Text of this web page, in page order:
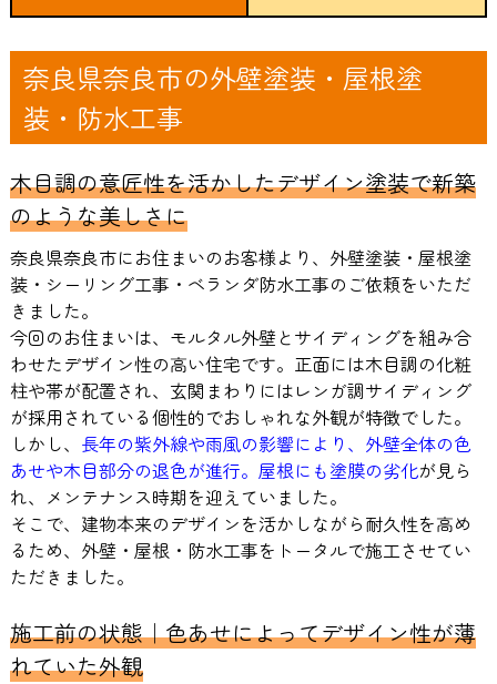
奈良県奈良市の外壁塗装・屋根塗
装・防水工事
木目調の意匠性を活かしたデザイン塗装で新築
のような美しさに
奈良県奈良市にお住まいのお客様より、外壁塗装・屋根塗
装・シーリング工事・ベランダ防水工事のご依頼をいただ
きました。
今回のお住まいは、モルタル外壁とサイディングを組み合
わせたデザイン性の高い住宅です。正面には木目調の化粧
柱や帯が配置され、玄関まわりにはレンガ調サイディング
が採用されている個性的でおしゃれな外観が特徴でした。
しかし、 長年の紫外線や雨風の影響により、外壁全体の色
あせや木目部分の退色が進行。屋根にも塗膜の劣化が見ら
れ、メンテナンス時期を迎えていました。
そこで、建物本来のデザインを活かしながら耐久性を高め
るため、外壁・屋根・防水工事をトータルで施工させてい
ただきました。
施工前の状態｜色あせによってデザイン性が薄
れていた外観